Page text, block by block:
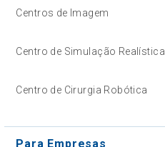
Centros de Imagem
Centro de Simulação Realística
Centro de Cirurgia Robótica
Para Empresas